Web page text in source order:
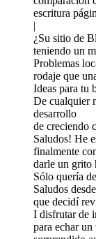
escritura
|
¿Su sitio de
teniendo un
Problemas
rodaje que
Ideas para tu
De cualquier
desarrollo
de creciendo
Saludos! He
finalmente
darle un grito
Sólo quería
Saludos
que decidí
I disfrutar de
para echar